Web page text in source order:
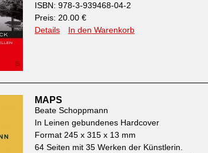
ISBN: 978-3-939468-04-2
Preis: 20.00 €
Details
In den Warenkorb
MAPS
Beate Schoppmann
In Leinen gebundenes Hardcover
Format 245 x 315 x 13 mm
64 Seiten mit 35 Werken der Künstlerin.